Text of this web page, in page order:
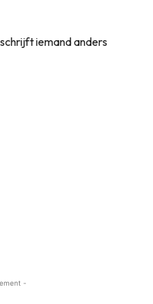
iemand anders
-